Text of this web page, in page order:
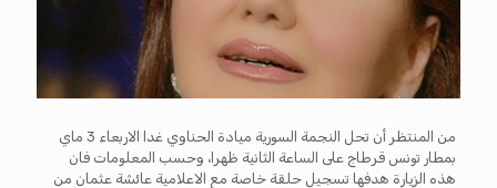
من المنتظر أن تحل النجمة السورية ميادة الحناوي غدا الاربعاء 3 ماي
بمطار تونس قرطاج على الساعة الثانية ظهرا، وحسب المعلومات فان
هذه الزيارة هدفها تسجيل حلقة خاصة مع الاعلامية عائشة عثمان من